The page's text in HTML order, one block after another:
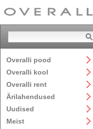
Overalli pood
Overalli kool
Overalli rent
Ärilahendused
Uudised
Meist